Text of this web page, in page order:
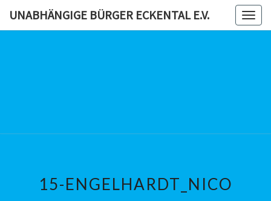
UNABHÄNGIGE BÜRGER ECKENTAL E.V.
15-ENGELHARDT_NICO